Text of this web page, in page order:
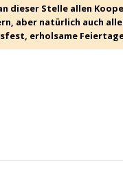
dieser Stelle allen
aber natürlich auch
erholsame